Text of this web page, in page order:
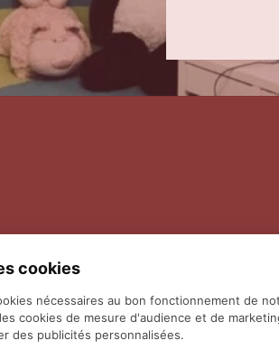
cookies
nécessaires au bon fonctionnement de
cookies de mesure d'audience et de
des publicités personnalisées.